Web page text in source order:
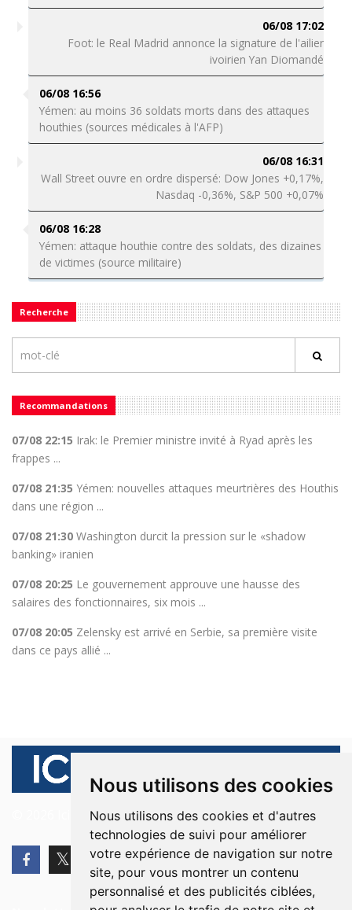
Nous utilisons des cookies
Nous utilisons des cookies et d'autres
technologies de suivi pour améliorer
votre expérience de navigation sur notre
site, pour vous montrer un contenu
personnalisé et des publicités ciblées,
06/08 17:02
Foot: le Real Madrid annonce la signature de l'ailier
ivoirien Yan Diomandé
06/08 16:56
Yémen: au moins 36 soldats morts dans des attaques
houthies (sources médicales à l'AFP)
06/08 16:31
Wall Street ouvre en ordre dispersé: Dow Jones +0,17%,
Nasdaq -0,36%, S&P 500 +0,07%
06/08 16:28
Yémen: attaque houthie contre des soldats, des dizaines
de victimes (source militaire)
Recherche
Recommandations
07/08 22:15 Irak: le Premier ministre invité à Ryad après les
frappes ...
07/08 21:35 Yémen: nouvelles attaques meurtrières des Houthis
dans une région ...
07/08 21:30 Washington durcit la pression sur le «shadow
banking» iranien
07/08 20:25 Le gouvernement approuve une hausse des
salaires des fonctionnaires, six mois ...
07/08 20:05 Zelensky est arrivé en Serbie, sa première visite
dans ce pays allié ...
© 2026 Ici Beyrouth. Tous les droits sont réservés.